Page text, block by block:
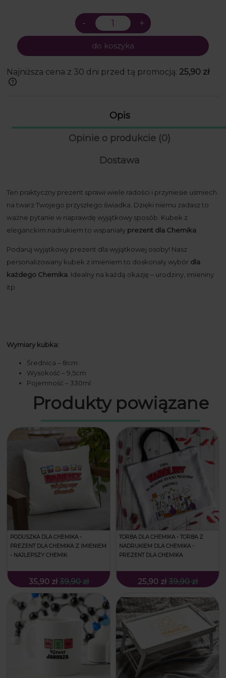
do koszyka
Najniższa cena z 30 dni przed tą promocją: 25,90 zł
cena od momentu, kiedy produkt
pojawił się w sprzedaży.
Opis
Opinie o produkcie (0)
Dostawa
Ten praktyczny prezent sprawi wiele radości i przyniesie uśmiech
na twarz Twojego przyszłego świadka. Dzięki niemu zadasz to
ważne pytanie w naprawdę wyjątkowy sposób. Kubek z
eleganckim nadrukiem to wspaniały prezent dla Chemika
Podaruj wyjątkowy prezent dla wyjątkowej osoby! Nasz
personalizowany kubek z imieniem to doskonały wybór dla
każdego Chemika . Idealny na każdą okazję – urodziny, imieniny
itp.
Wymiary kubka:
Średnica – 8cm
Wysokość – 9,5cm
Pojemność – 330ml
Produkty powiązane
PODUSZKA DLA CHEMIKA -
PREZENT DLA CHEMIKA Z IMIENIEM
- NAJLEPSZY CHEMIK
35,90 zł 39,90 zł
TORBA DLA CHEMIKA - TORBA Z
NADRUKIEM DLA CHEMIKA -
PREZENT DLA CHEMIKA
25,90 zł 39,90 zł